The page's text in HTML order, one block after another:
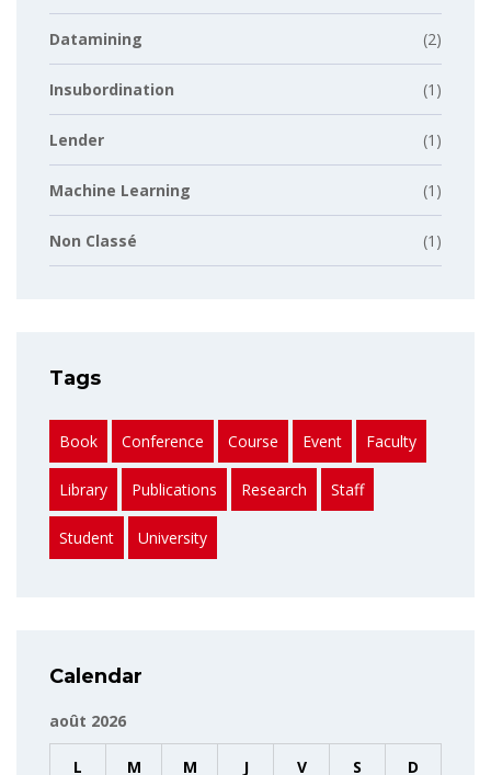
Datamining (2)
Insubordination (1)
Lender (1)
Machine Learning (1)
Non Classé (1)
Tags
Book Conference Course Event Faculty
Library Publications Research Staff
Student University
Calendar
août 2026
L M M J V S D